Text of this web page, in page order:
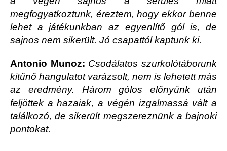
megfogyatkoztunk, éreztem, hogy ekkor benne
lehet a játékunkban az egyenlítő gól is, de
sajnos nem sikerült. Jó csapattól kaptunk ki.
Antonio Munoz: Csodálatos szurkolótáborunk
kitűnő hangulatot varázsolt, nem is lehetett más
az eredmény. Három gólos előnyünk után
feljöttek a hazaiak, a végén izgalmassá vált a
találkozó, de sikerült megszereznünk a bajnoki
pontokat.